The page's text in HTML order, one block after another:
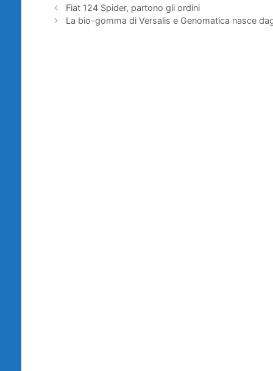
Fiat 124 Spider, partono gli ordini
La bio-gomma di Versalis e Genomatica nasce